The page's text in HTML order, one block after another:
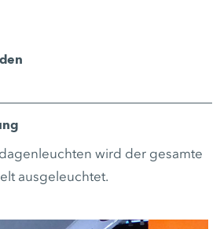
wird der gesamte
ausgeleuchtet.